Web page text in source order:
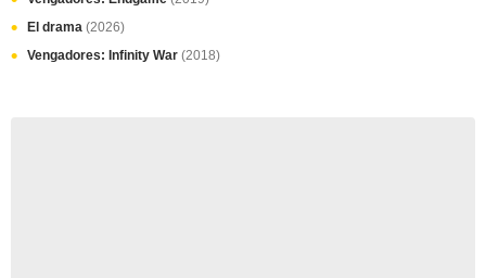
El drama (2026)
Vengadores: Infinity War (2018)